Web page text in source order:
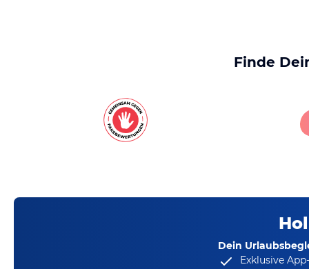
Finde
Dein
Exklusive